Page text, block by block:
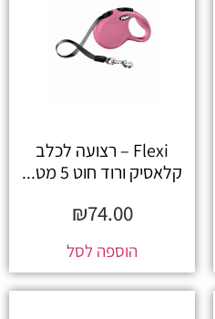
Flexi – רצועה לכלב
קלאסיק ורוד חוט 5 מט...
₪74.00
הוספה לסל